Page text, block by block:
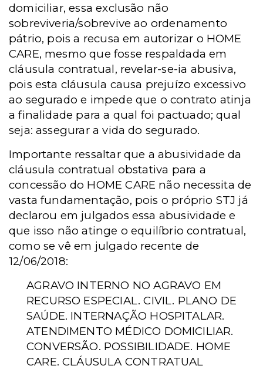
domiciliar, essa exclusão não
sobreviveria/sobrevive ao ordenamento
pátrio, pois a recusa em autorizar o HOME
CARE, mesmo que fosse respaldada em
cláusula contratual, revelar-se-ia abusiva,
pois esta cláusula causa prejuízo excessivo
ao segurado e impede que o contrato atinja
a finalidade para a qual foi pactuado; qual
seja: assegurar a vida do segurado.
Importante ressaltar que a abusividade da
cláusula contratual obstativa para a
concessão do HOME CARE não necessita de
vasta fundamentação, pois o próprio STJ já
declarou em julgados essa abusividade e
que isso não atinge o equilíbrio contratual,
como se vê em julgado recente de
12/06/2018:
AGRAVO INTERNO NO AGRAVO EM
RECURSO ESPECIAL. CIVIL. PLANO DE
SAÚDE. INTERNAÇÃO HOSPITALAR.
ATENDIMENTO MÉDICO DOMICILIAR.
CONVERSÃO. POSSIBILIDADE. HOME
CARE. CLÁUSULA CONTRATUAL